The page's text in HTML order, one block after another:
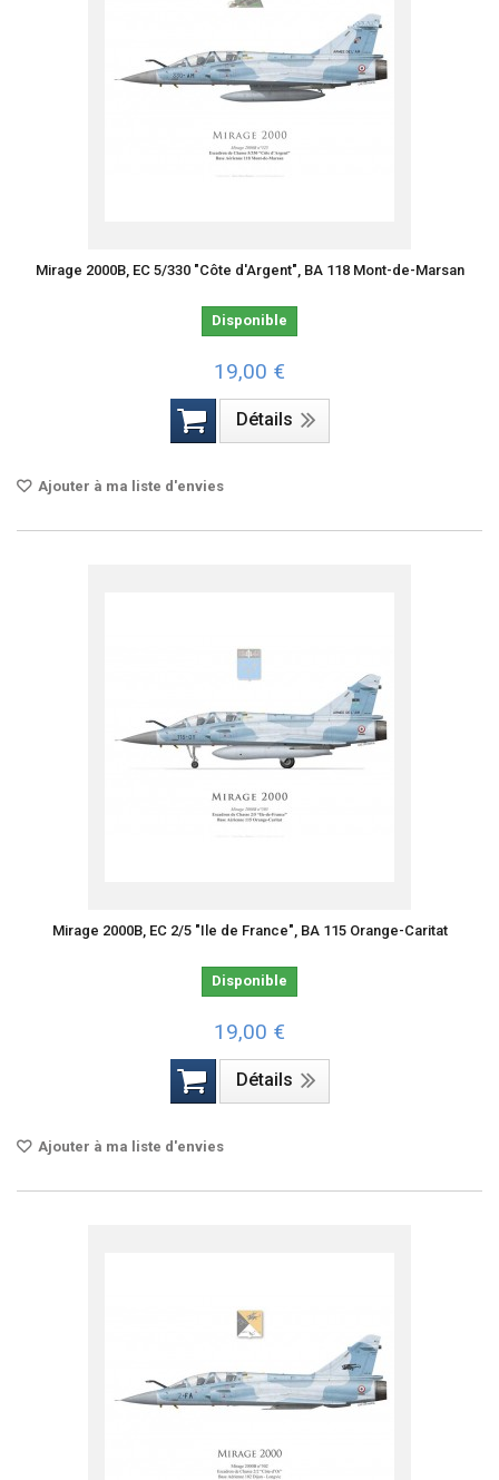
Mirage 2000B, EC 5/330 "Côte d'Argent", BA 118 Mont-de-Marsan
Disponible
19,00 €
Détails
Ajouter à ma liste d'envies
Mirage 2000B, EC 2/5 "Ile de France", BA 115 Orange-Caritat
Disponible
19,00 €
Détails
Ajouter à ma liste d'envies